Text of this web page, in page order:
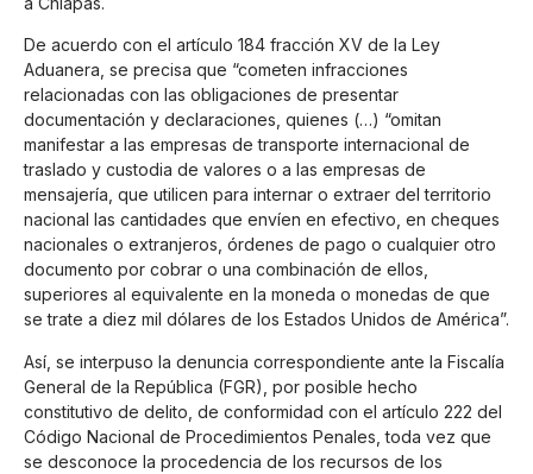
De acuerdo con el artículo 184 fracción XV de la Ley
Aduanera, se precisa que “cometen infracciones
relacionadas con las obligaciones de presentar
documentación y declaraciones, quienes (…) “omitan
manifestar a las empresas de transporte internacional de
traslado y custodia de valores o a las empresas de
mensajería, que utilicen para internar o extraer del territorio
nacional las cantidades que envíen en efectivo, en cheques
nacionales o extranjeros, órdenes de pago o cualquier otro
documento por cobrar o una combinación de ellos,
superiores al equivalente en la moneda o monedas de que
se trate a diez mil dólares de los Estados Unidos de América”.
Así, se interpuso la denuncia correspondiente ante la Fiscalía
General de la República (FGR), por posible hecho
constitutivo de delito, de conformidad con el artículo 222 del
Código Nacional de Procedimientos Penales, toda vez que
se desconoce la procedencia de los recursos de los